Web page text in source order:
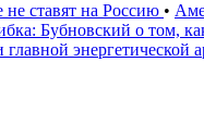
ставят на Россию •
Бубновский о том,
энергетической